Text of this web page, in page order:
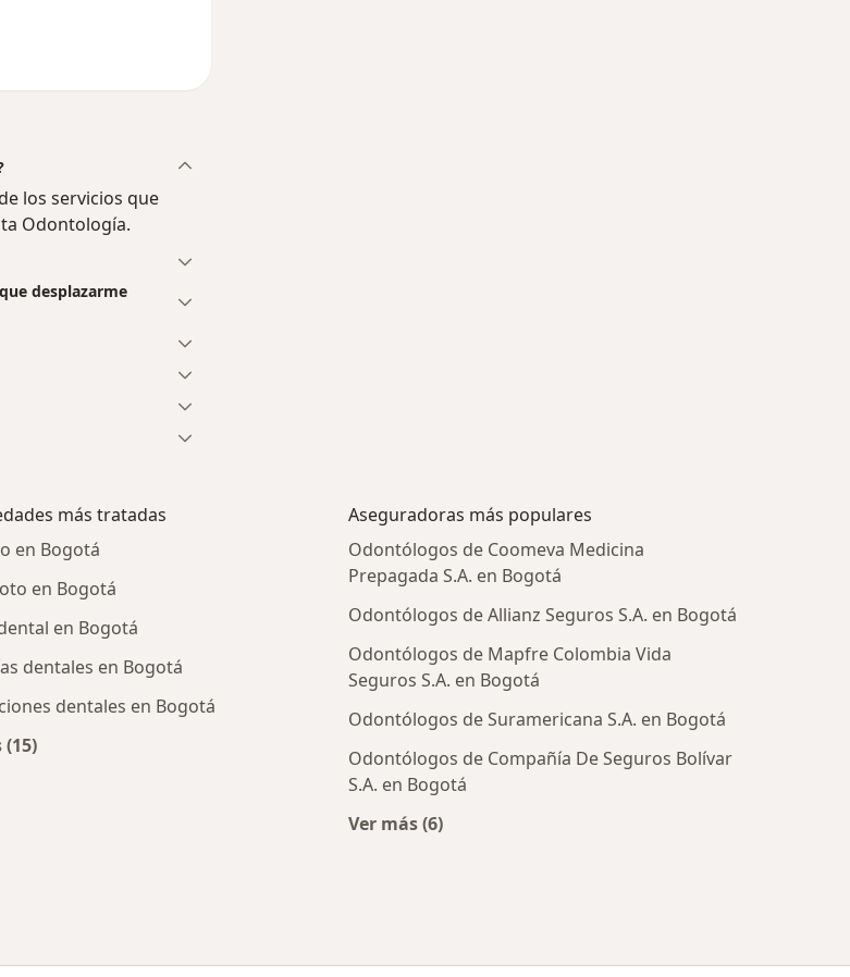
los servicios que
Odontología.
desplazarme
más tratadas
en Bogotá
en Bogotá
en Bogotá
dentales en Bogotá
dentales en Bogotá
(15)
en esta categoría: Enfermedades más tratadas
Aseguradoras más populares
Odontólogos de Coomeva Medicina
Prepagada S.A. en Bogotá
Odontólogos de Allianz Seguros S.A. en Bogotá
Odontólogos de Mapfre Colombia Vida
Seguros S.A. en Bogotá
Odontólogos de Suramericana S.A. en Bogotá
Odontólogos de Compañía De Seguros Bolívar
S.A. en Bogotá
Ver más (6)